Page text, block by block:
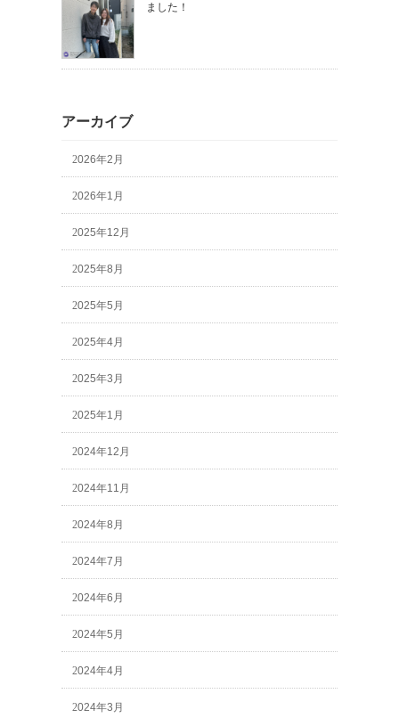
ました！
アーカイブ
2026年2月
2026年1月
2025年12月
2025年8月
2025年5月
2025年4月
2025年3月
2025年1月
2024年12月
2024年11月
2024年8月
2024年7月
2024年6月
2024年5月
2024年4月
2024年3月